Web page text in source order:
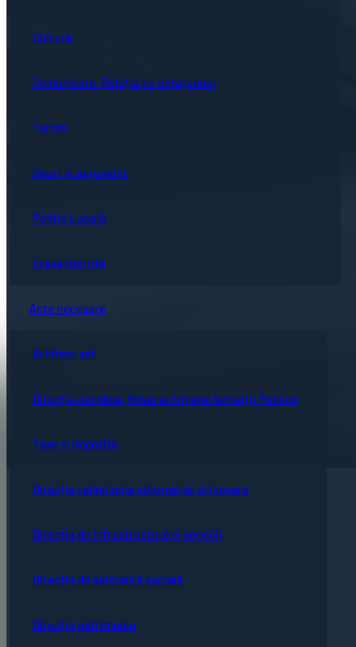
Cultură
Comunicare. Relația cu cetățeanul
Turism
Sport și agrement
Poliția Locală
Creșa Bistrița
Acte necesare
Arhitect șef
Direcția Juridică, Resurse Umane Achiziții Publice
Taxe și impozite
Direcția tehnologia informației și inovare
Direcția de infrastructură și servicii
Direcția de asistență socială
Direcția patrimoniu